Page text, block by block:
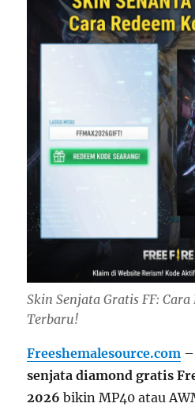
Skin Senjata Gratis FF: Cara
Terbaru!
Freeshemalesource.com
senjata diamond gratis
2026 bikin MP40 atau